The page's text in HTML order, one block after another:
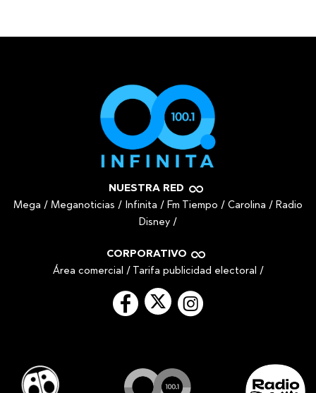
NUESTRA RED
Mega / Meganoticias / Infinita / Fm Tiempo / Carolina / Radio
Disney /
CORPORATIVO
Área comercial / Tarifa publicidad electoral /